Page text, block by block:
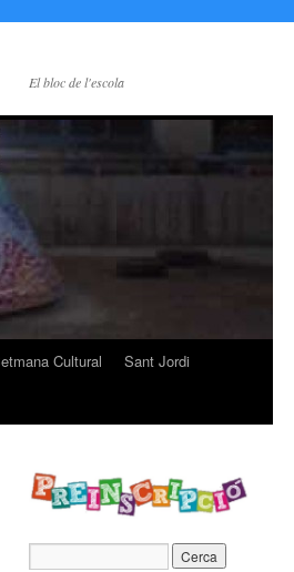
El bloc de l'escola
Cultural
Sant Jordi